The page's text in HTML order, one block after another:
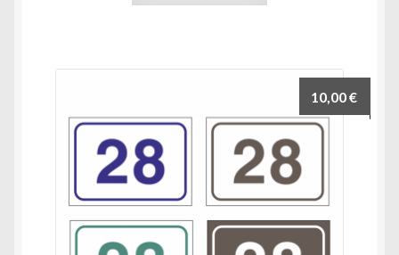
varianti.
teha
tootelehel.
10,00€